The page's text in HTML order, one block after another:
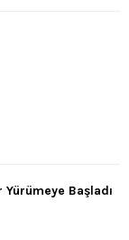
Başladı